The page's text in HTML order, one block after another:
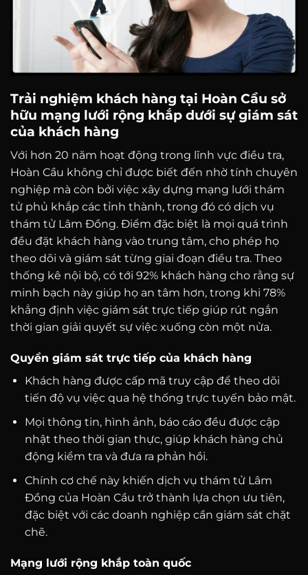
Trải nghiệm khách hàng tại Hoàn Cầu sở
hữu mạng lưới rộng khắp dưới sự giám sát
của khách hàng
Với hơn 20 năm hoạt động trong lĩnh vực điều tra,
Hoàn Cầu không chỉ được biết đến nhờ tính chuyên
nghiệp mà còn bởi việc xây dựng mạng lưới thám
tử phủ khắp các tỉnh thành, trong đó có dịch vụ
thám tử Lâm Đồng. Điểm đặc biệt là mọi quá trình
đều đặt khách hàng vào trung tâm, cho phép họ
theo dõi và giám sát từng giai đoạn điều tra. Theo
thống kê nội bộ, có tới 92% khách hàng cho rằng sự
minh bạch này giúp họ an tâm hơn, trong khi 78%
khẳng định việc giám sát trực tiếp giúp rút ngắn
thời gian giải quyết sự việc xuống còn một nửa.
Quyền giám sát trực tiếp của khách hàng
Khách hàng được cấp mã truy cập để theo dõi
tiến độ vụ việc qua hệ thống trực tuyến bảo mật.
Mọi thông tin, hình ảnh, báo cáo đều được cập
nhật theo thời gian thực, giúp khách hàng chủ
động kiểm tra và đưa ra phản hồi.
Chính cơ chế này khiến dịch vụ thám tử Lâm
Đồng của Hoàn Cầu trở thành lựa chọn ưu tiên,
đặc biệt với các doanh nghiệp cần giám sát chặt
chẽ.
Mạng lưới rộng khắp toàn quốc